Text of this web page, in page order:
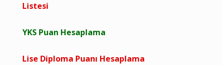
Listesi
YKS Puan Hesaplama
Lise Diploma Puanı Hesaplama